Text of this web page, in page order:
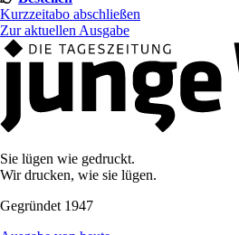
Kurzzeitabo abschließen
Zur aktuellen Ausgabe
Sie lügen wie gedruckt.
Wir drucken, wie sie lügen.
Gegründet 1947